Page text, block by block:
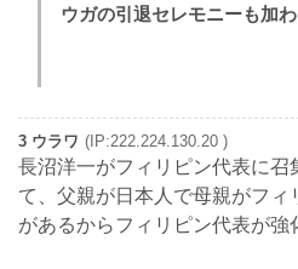
ウガの引退セレモニーも加わ
3 ウラワ (IP:222.224.130.20 )
長沼洋一がフィリピン代表に召
て、父親が日本人で母親がフ
があるからフィリピン代表が強